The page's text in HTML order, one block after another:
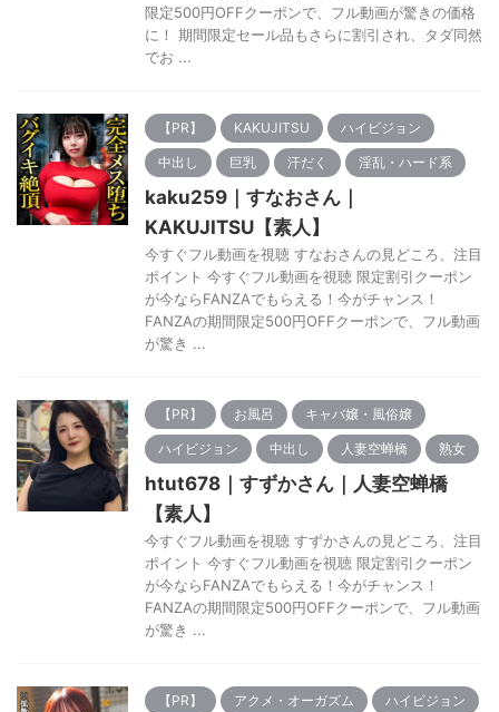
限定500円OFFクーポンで、フル動画が驚きの価格
に！ 期間限定セール品もさらに割引され、タダ同然
でお ...
【PR】 KAKUJITSU ハイビジョン
中出し 巨乳 汗だく 淫乱・ハード系
kaku259｜すなおさん｜
KAKUJITSU【素人】
今すぐフル動画を視聴 すなおさんの見どころ、注目
ポイント 今すぐフル動画を視聴 限定割引クーポン
が今ならFANZAでもらえる！今がチャンス！
FANZAの期間限定500円OFFクーポンで、フル動画
が驚き ...
【PR】 お風呂 キャバ嬢・風俗嬢
ハイビジョン 中出し 人妻空蝉橋 熟女
htut678｜すずかさん｜人妻空蝉橋
【素人】
今すぐフル動画を視聴 すずかさんの見どころ、注目
ポイント 今すぐフル動画を視聴 限定割引クーポン
が今ならFANZAでもらえる！今がチャンス！
FANZAの期間限定500円OFFクーポンで、フル動画
が驚き ...
【PR】 アクメ・オーガズム ハイビジョン